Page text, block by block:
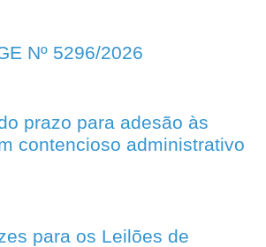
Nº 5296/2026
prazo para adesão às
contencioso administrativo
para os Leilões de